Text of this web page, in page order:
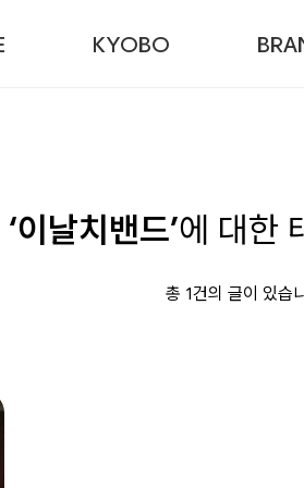
KYOBO
‘이날치밴드’에 대한
총 1건의 글이 있습